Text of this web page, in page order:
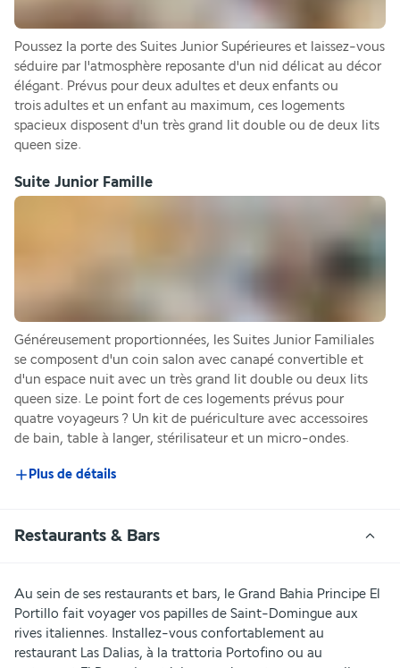
Poussez la porte des Suites Junior Supérieures et laissez-vous
séduire par l'atmosphère reposante d'un nid délicat au décor
élégant. Prévus pour deux adultes et deux enfants ou
trois adultes et un enfant au maximum, ces logements
spacieux disposent d'un très grand lit double ou de deux lits
queen size.
Suite Junior Famille
Généreusement proportionnées, les Suites Junior Familiales
se composent d'un coin salon avec canapé convertible et
d'un espace nuit avec un très grand lit double ou deux lits
queen size. Le point fort de ces logements prévus pour
quatre voyageurs ? Un kit de puériculture avec accessoires
de bain, table à langer, stérilisateur et un micro-ondes.
Plus de détails
Restaurants & Bars
Au sein de ses restaurants et bars, le Grand Bahia Principe El
Portillo fait voyager vos papilles de Saint-Domingue aux
rives italiennes. Installez-vous confortablement au
restaurant Las Dalias, à la trattoria Portofino ou au